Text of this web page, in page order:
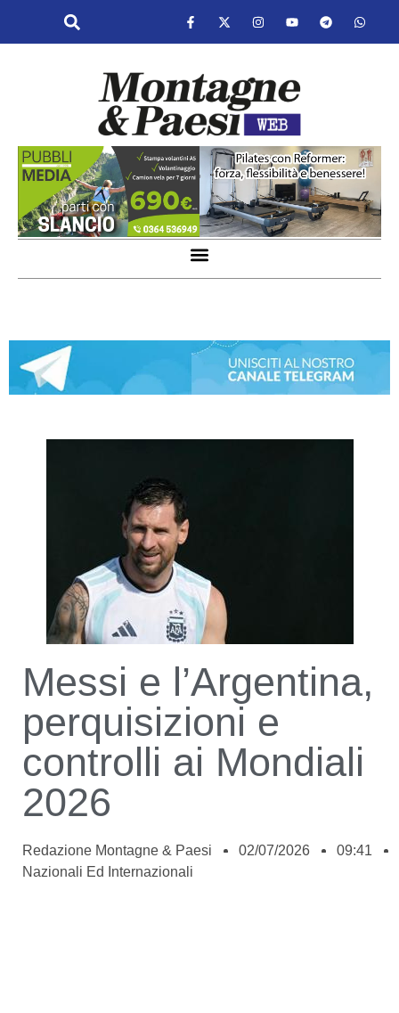
Messi e l’Argentina,
perquisizioni e
controlli ai Mondiali
2026
Redazione Montagne & Paesi 02/07/2026
09:41
Nazionali Ed Internazionali